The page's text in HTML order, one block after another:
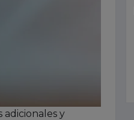
adicionales y